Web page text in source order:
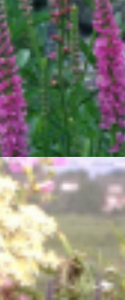
Aar-ereprijs
Veronica spicata rosea